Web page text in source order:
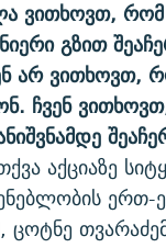
ვითხოვთ, რომ
გზით
არვითხოვთ,
ნ. ჩვენ
შეა
აქციაზე
ერთ-
ცოტნე